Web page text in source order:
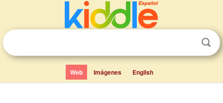
Web Imágenes English